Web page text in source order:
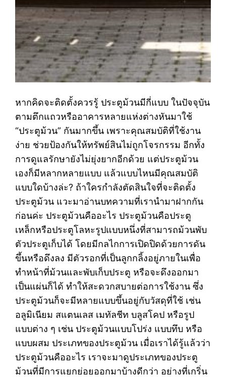
หากคิดจะติดตั้งควรรู้ ประตูม้วนมีกี่แบบ ในปัจจุบัน
ตามตึกแถวหรืออาคารหลายแห่งต่างหันมาใช้
“ประตูม้วน” กันมากขึ้น เพราะคุณสมบัติที่ใช้งาน
ง่าย ช่วยป้องกันให้ทรัพย์สินไม่ถูกโจรกรรม อีกทั้ง
การดูแลรักษายังไม่ยุ่งยากอีกด้วย แต่ประตูม้วน
เองก็มีหลากหลายแบบ แล้วแบบไหนมีคุณสมบัติ
แบบใดบ้างล่ะ? ถ้าใครกำลังตัดสินใจที่จะติดตั้ง
ประตูม้วน แวะมาอ่านบทความที่เรานำมาฝากกัน
ก่อนค่ะ ประตูม้วนคืออะไร ประตูม้วนคือประตู
เหล็กหรือประตูโลหะรูปแบบหนึ่งที่สามารถม้วนพับ
ตัวประตูเก็บได้ โดยมีกลไกการเปิดปิดด้วยการดัน
ขึ้นหรือดึงลง มีตัวรอกที่เป็นลูกกลิ้งอยู่ภายในเพื่อ
ทำหน้าที่ม้วนและพับเก็บประตู หรือจะดึงออกมา
เป็นแผ่นก็ได้ ทำให้สะดวกสบายต่อการใช้งาน ซึ่ง
ประตูม้วนก็จะมีหลายแบบขึ้นอยู่กับวัสดุที่ใช้ เช่น
อลูมิเนียม สแตนเลส เมทัลชีท บลูสโคป หรือรูป
แบบต่าง ๆ เช่น ประตูม้วนแบบโปร่ง แบบทึบ หรือ
แบบผสม ประเภทของประตูม้วน เมื่อเราได้รู้แล้วว่า
ประตูม้วนคืออะไร เราจะมาดูประเภทของประตู
ม้วนที่มีการแยกย่อยออกมาบ้างดีกว่า อย่างที่เกริ่น